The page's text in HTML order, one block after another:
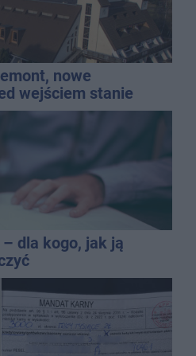
nowe
wejściem stanie
dla kogo, jak ją